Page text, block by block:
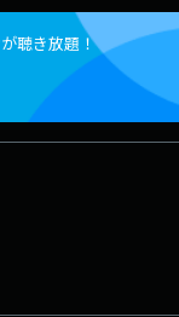
聴き放題！